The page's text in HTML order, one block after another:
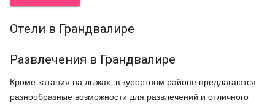
Отели в Грандвалире
Развлечения в Грандвалире
Кроме катания на лыжах, в курортном районе предлагаются
разнообразные возможности для развлечений и отличного